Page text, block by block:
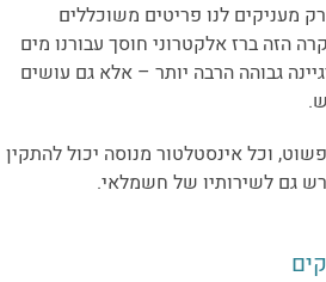
מעניקים לנו פריטים משוכללים
הזה ברז אלקטרוני חוסך עבורנו מים
גבוהה הרבה יותר – אלא גם עושים
וכל אינסטלטור מנוסה יכול להתקין
גם לשירותיו של חשמלאי.